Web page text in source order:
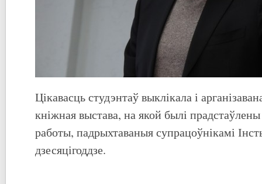
Цікавасць студэнтаў выклікала і
кніжная выстава, на якой былі
работы, падрыхтаваныя супрацоўнікамі
дзесяцігоддзе.